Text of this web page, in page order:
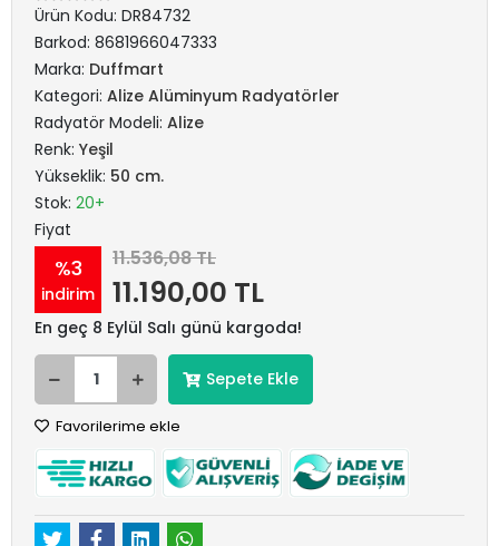
Ürün Kodu: DR84732
Barkod: 8681966047333
Marka: Duffmart
Kategori: Alize Alüminyum Radyatörler
Radyatör Modeli: Alize
Renk: Yeşil
Yükseklik: 50 cm.
Stok: 20+
Fiyat
%3
indirim
11.536,08 TL
11.190,00 TL
En geç 8 Eylül Salı günü kargoda!
Sepete Ekle
Favorilerime ekle